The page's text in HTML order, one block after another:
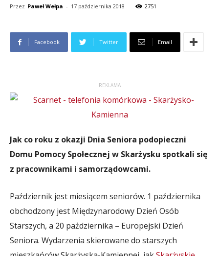
Przez Paweł Wełpa - 17 października 2018 2751
Facebook Twitter Email
REKLAMA
Jak co roku z okazji Dnia Seniora podopieczni
Domu Pomocy Społecznej w Skarżysku spotkali się
z pracownikami i samorządowcami.
Październik jest miesiącem seniorów. 1 października
obchodzony jest Międzynarodowy Dzień Osób
Starszych, a 20 października – Europejski Dzień
Seniora. Wydarzenia skierowane do starszych